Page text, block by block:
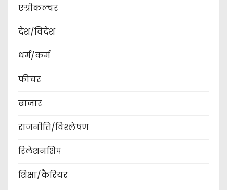
एग्रीकल्चर
देश/विदेश
धर्म/कर्म
फीचर
बाजार
राजनीति/विश्लेषण
रिलेशनशिप
शिक्षा/कैरियर